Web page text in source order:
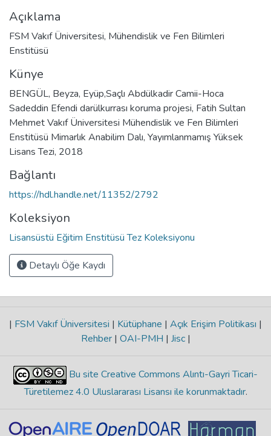
Açıklama
FSM Vakıf Üniversitesi, Mühendislik ve Fen Bilimleri
Enstitüsü
Künye
BENGÜL, Beyza, Eyüp,Saçlı Abdülkadir Camii-Hoca
Sadeddin Efendi darülkurrası koruma projesi, Fatih Sultan
Mehmet Vakıf Üniversitesi Mühendislik ve Fen Bilimleri
Enstitüsü Mimarlık Anabilim Dalı, Yayımlanmamış Yüksek
Lisans Tezi, 2018
Bağlantı
https://hdl.handle.net/11352/2792
Koleksiyon
Lisansüstü Eğitim Enstitüsü Tez Koleksiyonu
Detaylı Öğe Kaydı
| FSM Vakıf Üniversitesi | Kütüphane | Açık Erişim Politikası |
Rehber | OAI-PMH | Jisc |
Bu site Creative Commons Alıntı-Gayri Ticari-
Türetilemez 4.0 Uluslararası Lisansı ile korunmaktadır.